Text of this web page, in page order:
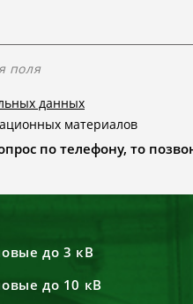
поля
данных
материалов
по телефону, то
до 3 кВ
до 10 кВ